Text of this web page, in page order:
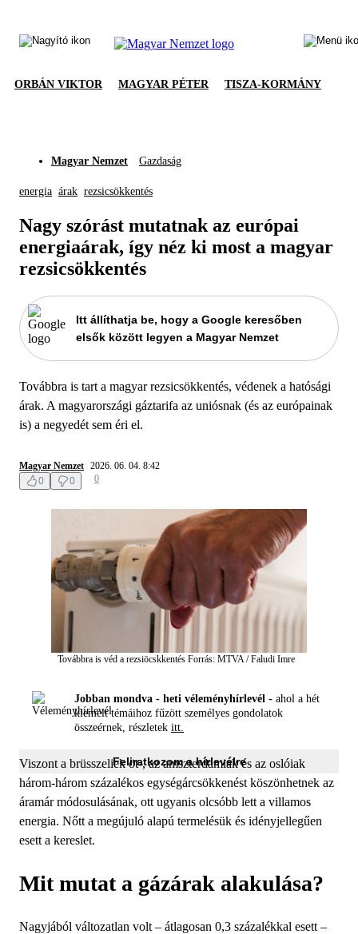
ORBÁN VIKTOR MAGYAR PÉTER TISZA-KORMÁNY
Magyar Nemzet Gazdaság
energia árak rezsicsökkentés
Nagy szórást mutatnak az európai
energiaárak, így néz ki most a magyar
rezsicsökkentés
Itt állíthatja be, hogy a Google keresőben
elsők között legyen a Magyar Nemzet
Továbbra is tart a magyar rezsicsökkentés, védenek a hatósági
árak. A magyarországi gáztarifa az uniósnak (és az európainak
is) a negyedét sem éri el.
Magyar Nemzet 2026. 06. 04. 8:42
0
0 0
Továbbra is véd a rezsiöcskkentés Forrás: MTVA / Faludi Imre
Jobban mondva - heti véleményhírlevél - ahol a hét
kiemelt témáihoz fűzött személyes gondolatok
összeérnek, részletek itt.
Feliratkozom a hírlevélre
Viszont a brüsszeliek öt-, az amszterdamiak és az oslóiak
három-három százalékos egységárcsökkenést köszönhetnek az
áramár módosulásának, ott ugyanis olcsóbb lett a villamos
energia. Nőtt a megújuló alapú termelésük és idényjellegűen
esett a kereslet.
Mit mutat a gázárak alakulása?
Nagyjából változatlan volt – átlagosan 0,3 százalékkal esett –